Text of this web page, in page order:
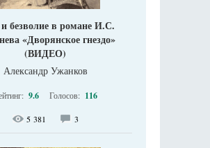
безволие в романе И.С.
«Дворянское гнездо»
(ВИДЕО)
Александр Ужанков
9.6 Голосов: 116
5 381 3